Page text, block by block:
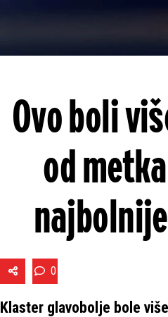
Ovo boli
od
0
Klaster glavobolje bole